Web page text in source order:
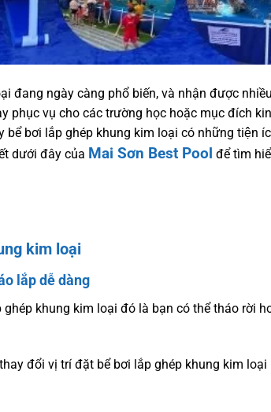
đang ngày càng phổ biến, và nhận được
phục vụ cho các trường học hoặc mục đích
bể bơi lắp ghép khung kim loại có những tiện
dưới đây của Mai Sơn Best Pool để tìm
kim loại
lắp dễ dàng
khung kim loại đó là bạn có thể tháo rời
đổi vị trí đặt bể bơi lắp ghép khung kim